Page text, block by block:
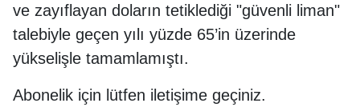
ve zayıflayan doların tetiklediği "güvenli liman"
talebiyle geçen yılı yüzde 65’in üzerinde
yükselişle tamamlamıştı.
Abonelik için lütfen iletişime geçiniz.